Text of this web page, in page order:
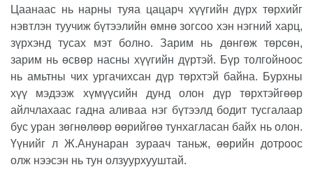
Цаанаас нь нарны туяа цацарч хүүгийн дүрх төрхийг
нэвтлэн туучиж бүтээлийн өмнө зогсоо хэн нэгний харц,
зүрхэнд тусах мэт болно. Зарим нь дөнгөж төрсөн,
зарим нь өсвөр насны хүүгийн дүртэй. Бүр толгойноос
нь амьтны чих ургачихсан дүр төрхтэй байна. Бурхны
хүү мэдээж хүмүүсийн дунд олон дүр төрхтэйгөөр
айлчлахаас гадна аливаа нэг бүтээлд бодит тусгалаар
бус уран зөгнөлөөр өөрийгөө тунхагласан байх нь олон.
Үүнийг л Ж.Анунаран зураач таньж, өөрийн дотроос
олж нээсэн нь тун олзуурхууштай.